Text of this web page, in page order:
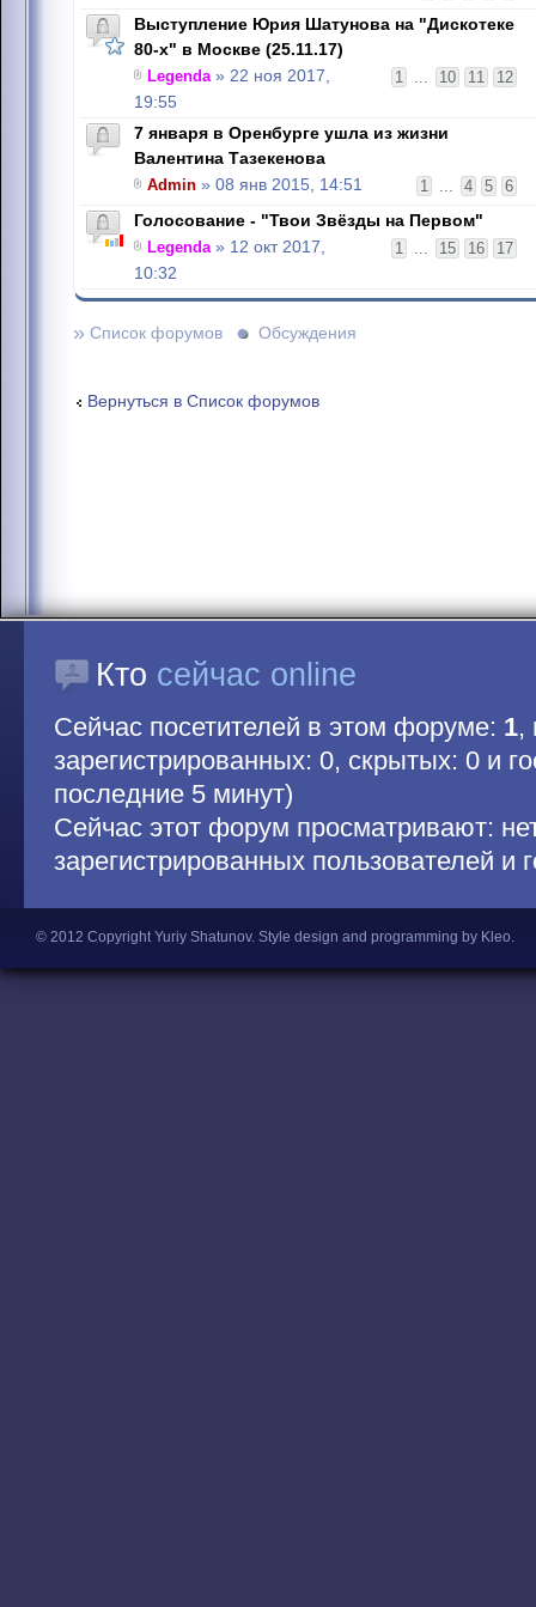
Выступление Юрия Шатунова на "Дискотеке
80-х" в Москве (25.11.17)
1 ... 10 11 12
Legenda» 22 ноя 2017,
19:55
7 января в Оренбурге ушла из жизни
Валентина Тазекенова
1 ... 4 5 6
Admin » 08 янв 2015, 14:51
Голосование - "Твои Звёзды на Первом"
1 ... 15 16 17
Legenda» 12 окт 2017,
10:32
» Список форумов Обсуждения
Вернуться в Список форумов
Кто сейчас online
Сейчас посетителей в этом форуме: 1,
зарегистрированных: 0, скрытых: 0 и
последние 5 минут)
Сейчас этот форум просматривают:
зарегистрированных пользователей и
© 2012 Copyright Yuriy Shatunov. Style design and programming by Kleo.